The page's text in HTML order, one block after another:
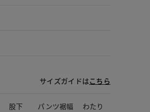
サイズガイドはこちら
股下 パンツ裾幅 わたり